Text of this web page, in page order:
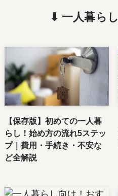
⬇︎ 一人暮ら
【保存版】初めての一人暮
らし！始め方の流れ5ステッ
プ｜費用・手続き・不安な
ど全解説